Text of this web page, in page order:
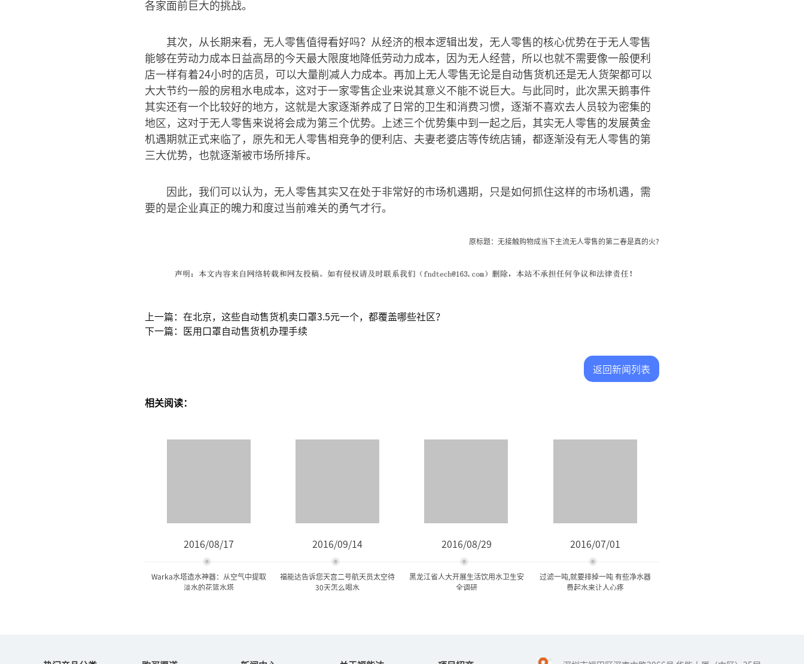
各家面前巨大的挑战。
其次，从长期来看，无人零售值得看好吗？从经济的根本逻辑出发，无人零售的核心优势在于无人零售
能够在劳动力成本日益高昂的今天最大限度地降低劳动力成本，因为无人经营，所以也就不需要像一般便利
店一样有着24小时的店员，可以大量削减人力成本。再加上无人零售无论是自动售货机还是无人货架都可以
大大节约一般的房租水电成本，这对于一家零售企业来说其意义不能不说巨大。与此同时，此次黑天鹅事件
其实还有一个比较好的地方，这就是大家逐渐养成了日常的卫生和消费习惯，逐渐不喜欢去人员较为密集的
地区，这对于无人零售来说将会成为第三个优势。上述三个优势集中到一起之后，其实无人零售的发展黄金
机遇期就正式来临了，原先和无人零售相竞争的便利店、夫妻老婆店等传统店铺，都逐渐没有无人零售的第
三大优势，也就逐渐被市场所排斥。
因此，我们可以认为，无人零售其实又在处于非常好的市场机遇期，只是如何抓住这样的市场机遇，需
要的是企业真正的魄力和度过当前难关的勇气才行。
原标题：无接触购物成当下主流无人零售的第二春是真的火?
上一篇：在北京，这些自动售货机卖口罩3.5元一个，都覆盖哪些社区？
下一篇：医用口罩自动售货机办理手续
返回新闻列表
相关阅读：
2016/08/17
Warka水塔造水神器：从空气中提取
淡水的花篮水塔
2016/09/14
福能达告诉您天宫二号航天员太空待
30天怎么喝水
2016/08/29
黑龙江省人大开展生活饮用水卫生安
全调研
2016/07/01
过滤一吨,就要排掉一吨 有些净水器
费起水来让人心疼